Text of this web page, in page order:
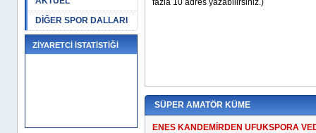
DİĞER SPOR DALLARI
ZİYARETCİ İSTATİSTİĞİ
SÜPER AMATÖR KÜME
ENES KANDEMİRDEN UFUKSPORA